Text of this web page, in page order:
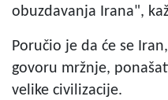
obuzdavanja Irana",
Poručio je da će se
govoru mržnje,
velike civilizacije.